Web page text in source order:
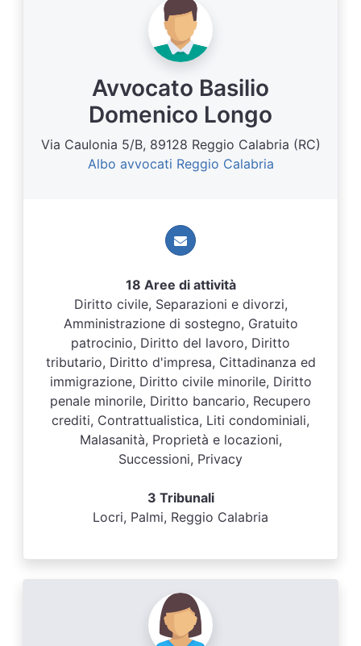
Avvocato Basilio
Domenico Longo
Via Caulonia 5/B, 89128 Reggio Calabria (RC)
Albo avvocati Reggio Calabria
18 Aree di attività
Diritto civile, Separazioni e divorzi,
Amministrazione di sostegno, Gratuito
patrocinio, Diritto del lavoro, Diritto
tributario, Diritto d'impresa, Cittadinanza ed
immigrazione, Diritto civile minorile, Diritto
penale minorile, Diritto bancario, Recupero
crediti, Contrattualistica, Liti condominiali,
Malasanità, Proprietà e locazioni,
Successioni, Privacy
3 Tribunali
Locri, Palmi, Reggio Calabria